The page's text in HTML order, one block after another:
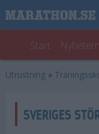
Start
Utrustning »
SVERIGES